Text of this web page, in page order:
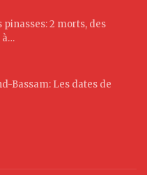
pinasses: 2 morts, des
à…
Bassam: Les dates de